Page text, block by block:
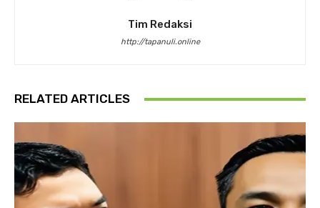
Tim Redaksi
http://tapanuli.online
RELATED ARTICLES